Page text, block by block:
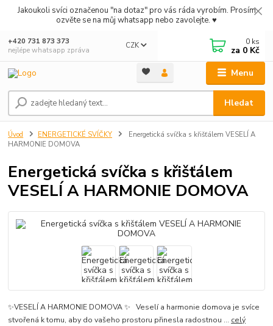
Jakoukoli svíci označenou "na dotaz" pro vás ráda vyrobím. Prosím
ozvěte se na můj whatsapp nebo zavolejte. ♥
Menu
CZK
Hledat
+420 731 873 373
nejlépe whatsapp zpráva
0 ks
za 0 Kč
Úvod ENERGETICKÉ SVÍČKY
Energetická svíčka s křišťálem VESELÍ A
HARMONIE DOMOVA
Energetická svíčka s křišťálem
VESELÍ A HARMONIE DOMOVA
✨VESELÍ A HARMONIE DOMOVA ✨ Veselí a harmonie domova je svíce
stvořená k tomu, aby do vašeho prostoru přinesla radostnou ... celý